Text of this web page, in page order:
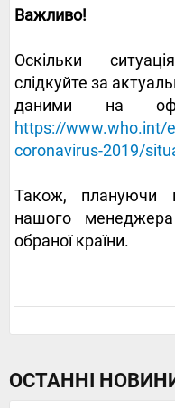
ОСТАННІ
Важливо!
Оскільки
слідкуйте за
даними на
https://www.who.int/
coronavirus-2019/
Також, плануючи
нашого
обраної країни.